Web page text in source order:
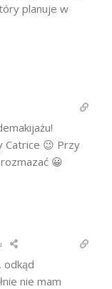
planuje w
Catrice 😉 Przy
😀
odkąd
nie mam